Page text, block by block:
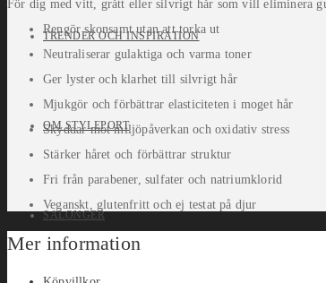
TRENDER OCH INSPIRATION
OM STYLEPORT
SALONGER
För dig med vitt, grått eller silvrigt hår som vill eliminera
Rengör skonsamt utan att torka ut
Neutraliserar gulaktiga och varma toner
Ger lyster och klarhet till silvrigt hår
Mjukgör och förbättrar elasticiteten i moget hår
Skyddar mot miljöpåverkan och oxidativ stress
Stärker håret och förbättrar struktur
Fri från parabener, sulfater och natriumklorid
Veganskt, glutenfritt och ej testat på djur
Mer information